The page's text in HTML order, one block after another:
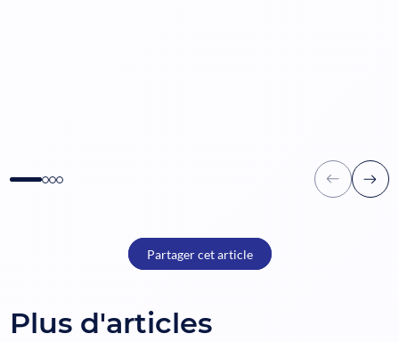
Partager cet article
Plus d'articles